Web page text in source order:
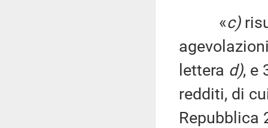
«c)
lettera d), e
redditi, di
Repubblica